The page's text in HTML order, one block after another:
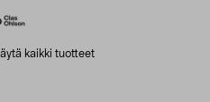
kaikki tuotteet